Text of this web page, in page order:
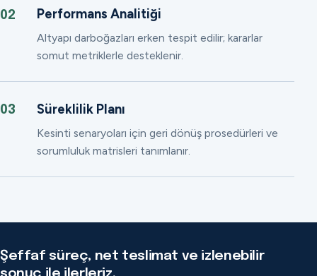
02 Performans Analitiği
Altyapı darboğazları erken tespit edilir; kararlar
somut metriklerle desteklenir.
03 Süreklilik Planı
Kesinti senaryoları için geri dönüş prosedürleri ve
sorumluluk matrisleri tanımlanır.
Şeffaf süreç, net teslimat ve izlenebilir